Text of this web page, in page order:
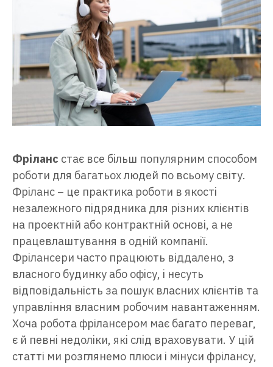
Фріланс стає все більш популярним способом
роботи для багатьох людей по всьому світу.
Фріланс – це практика роботи в якості
незалежного підрядника для різних клієнтів
на проектній або контрактній основі, а не
працевлаштування в одній компанії.
Фрілансери часто працюють віддалено, з
власного будинку або офісу, і несуть
відповідальність за пошук власних клієнтів та
управління власним робочим навантаженням.
Хоча робота фрілансером має багато переваг,
є й певні недоліки, які слід враховувати. У цій
статті ми розглянемо плюси і мінуси фрілансу,